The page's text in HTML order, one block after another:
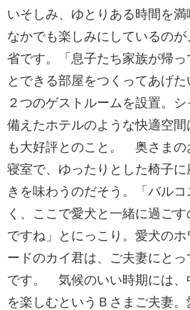
いそしみ、ゆとりある時間を満
なかでも楽しみにしているの
省です。「息子たち家族が帰
とできる部屋をつくってあげた
２つのゲストルームを設置。
備えたホテルのような快適空
も大好評とのこと。 奥さまの
寝室で、ゆったりとした椅子に
きを味わうのだそう。「バル
く、ここで愛犬と一緒に過ご
ですね」とにっこり。愛犬の
ードのカイ君は、ご夫妻にと
です。 気候のいい時期には、
を楽しむというＢさまご夫妻